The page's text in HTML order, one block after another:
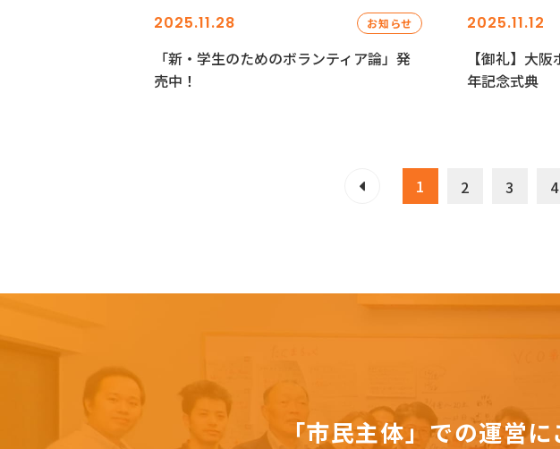
2025.11.28 お知らせ
「新・学生のためのボランティア論」発
売中！
2025.11.12
【御礼】大
年記念式典
1 2 3 4
「市民主体」での運営